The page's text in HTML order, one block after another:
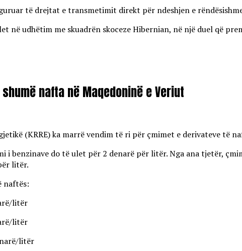
të drejtat e transmetimit direkt për ndeshjen e
në udhëtim me skuadrën skoceze Hibernian, në një duel që
nafta në Maqedoninë e Veriut
(KRRE) ka marrë vendim të ri për çmimet e derivateve të
i benzinave do të ulet për 2 denarë për litër. Nga ana tjetër,
litër.
naftës:
litër
litër
litër